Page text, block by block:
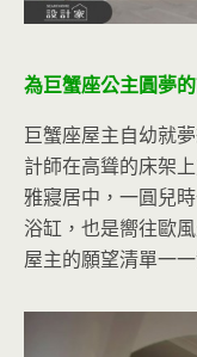
為巨蟹座公主圓夢
巨蟹座屋主自幼就
計師在高聳的床架
雅寢居中，一圓兒
浴缸，也是嚮往歐
屋主的願望清單一